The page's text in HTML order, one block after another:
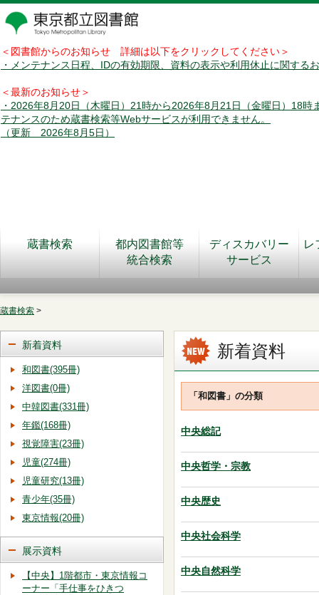
＜図書館からのお知らせ 詳細は以下をクリックしてください＞
・メンテナンス日程、IDの有効期限、資料の表示や利用休止に関する
＜最新のお知らせ＞
・2026年8月20日（木曜日）21時から2026年8月21日（金曜日）18時
テナンスのため蔵書検索等Webサービスが利用できません。
（更新 2026年8月5日）
蔵書検索
都内図書館等
統合検索
ディスカバリー
サービス
レ
蔵書検索 >
新着資料
「和図書」の分類
中央総記
中央哲学・宗教
中央歴史
中央社会科学
中央自然科学
新着資料
和図書(395冊)
洋図書(0冊)
中韓図書(331冊)
年鑑(168冊)
視覚障害(23冊)
児童(274冊)
児童研究(13冊)
青少年(35冊)
東京情報(20冊)
展示資料
【中央】1階都市・東京情報コ
ーナー「手仕事をひきつ